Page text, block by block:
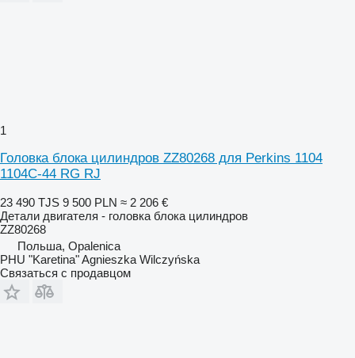
1
Головка блока цилиндров ZZ80268 для Perkins 1104
1104C-44 RG RJ
23 490 TJS 9 500 PLN ≈ 2 206 €
Детали двигателя - головка блока цилиндров
ZZ80268
Польша, Opalenica
PHU "Karetina" Agnieszka Wilczyńska
Связаться с продавцом